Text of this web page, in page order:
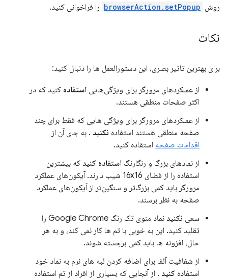
روش browserAction.setPopup را فراخوانی کنید.
نکات
برای بهترین تاثیر بصری، این دستورالعمل ها را دنبال کنید:
از عملکردهای مرورگر برای ویژگی‌هایی استفاده کنید که در
اکثر صفحات منطقی هستند.
از عملکردهای مرورگر برای ویژگی هایی که فقط برای چند
صفحه منطقی هستند استفاده نکنید . به جای آن از
اقدامات صفحه استفاده کنید.
از نمادهای بزرگ و رنگارنگ استفاده کنید که بیشترین
استفاده را از فضای 16x16 شیب دارند. آیکون‌های عملکرد
مرورگر باید کمی بزرگ‌تر و سنگین‌تر از آیکون‌های عملکرد
صفحه به نظر برسند.
سعی نکنید
نماد منوی تک رنگ Google Chrome را
تقلید کنید. این به خوبی با تم ها کار نمی کند، و به هر
حال، افزونه ها باید کمی برجسته شوند.
از شفافیت آلفا برای اضافه کردن لبه های نرم به نماد خود
استفاده کنید . از آنجایی که بسیاری از افراد از تم استفاده